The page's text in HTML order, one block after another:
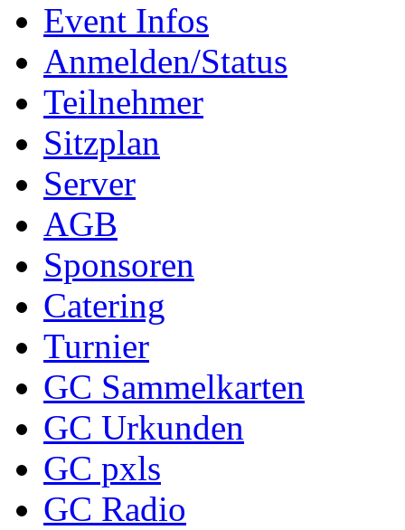
Event Infos
Anmelden/Status
Teilnehmer
Sitzplan
Server
AGB
Sponsoren
Catering
Turnier
GC Sammelkarten
GC Urkunden
GC pxls
GC Radio